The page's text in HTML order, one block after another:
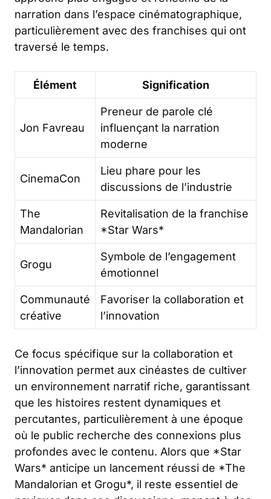
narration dans l’espace cinématographique,
particulièrement avec des franchises qui ont
traversé le temps.
Élément Signification
Jon Favreau
Preneur de parole clé
influençant la narration
moderne
CinemaCon
Lieu phare pour les
discussions de l’industrie
The
Mandalorian
Revitalisation de la franchise
*Star Wars*
Grogu
Symbole de l’engagement
émotionnel
Communauté
créative
Favoriser la collaboration et
l’innovation
Ce focus spécifique sur la collaboration et
l’innovation permet aux cinéastes de cultiver
un environnement narratif riche, garantissant
que les histoires restent dynamiques et
percutantes, particulièrement à une époque
où le public recherche des connexions plus
profondes avec le contenu. Alors que *Star
Wars* anticipe un lancement réussi de *The
Mandalorian et Grogu*, il reste essentiel de